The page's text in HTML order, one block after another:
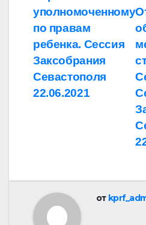
по
записям
уполномоченному
по правам
ребенка. Сессия
Заксобрания
Севастополя
22.06.2021
от